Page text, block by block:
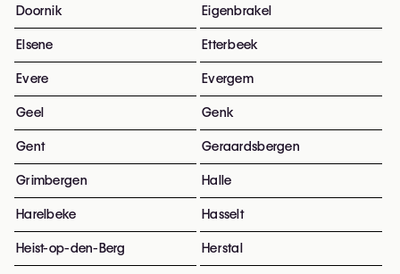
Doornik Eigenbrakel
Elsene Etterbeek
Evere Evergem
Geel Genk
Gent Geraardsbergen
Grimbergen Halle
Harelbeke Hasselt
Heist-op-den-Berg Herstal